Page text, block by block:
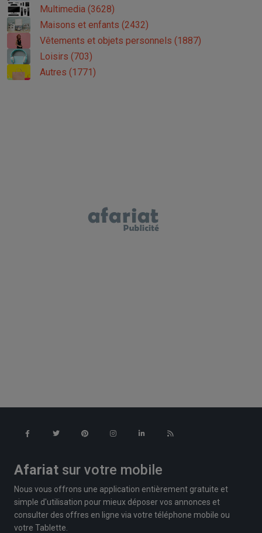
Multimedia (3628)
Maisons et enfants (2432)
Vêtements et objets personnels (1887)
Loisirs (703)
Autres (1771)
Afariat sur votre mobile
Nous vous offrons une application entièrement gratuite et
simple d'utilisation pour mieux déposer vos annonces et
consulter des offres en ligne via votre téléphone mobile ou
votre Tablette.